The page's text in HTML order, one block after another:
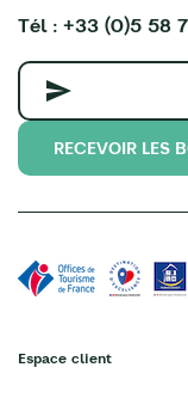
Tél : +33 (0)5 58
RECEVOIR LES
Espace client